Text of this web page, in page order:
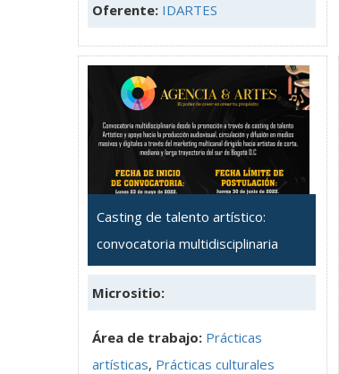
Oferente: IDARTES
Casting de talento artístico:
convocatoria multidisciplinaria
Micrositio:
Área de trabajo: Prácticas
artísticas, Prácticas culturales